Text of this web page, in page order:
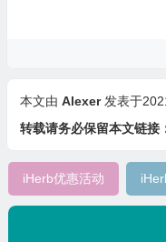
本文由 Alexer 发表于
转载请务必保留本文链接
iHerb优惠活动